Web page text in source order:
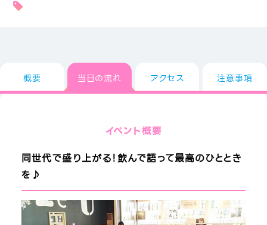
概要 当日の流れ アクセス 注意事項
イベント概要
同世代で盛り上がる！飲んで語って最高のひととき
を♪